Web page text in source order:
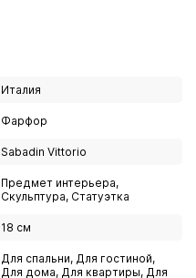
Италия
Фарфор
Sabadin Vittorio
Предмет интерьера,
Скульптура, Статуэтка
18 см
Для спальни, Для гостиной,
Для дома, Для квартиры, Для